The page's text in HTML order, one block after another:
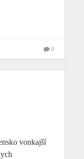
0
vonkajší